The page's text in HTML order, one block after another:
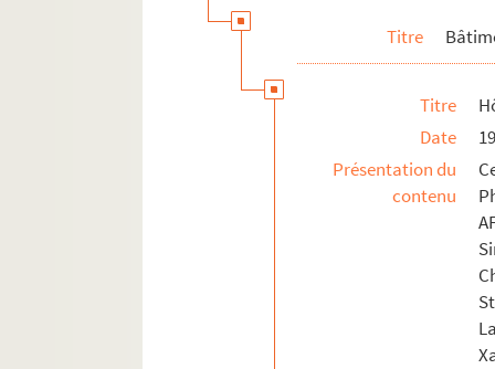
Titre
Titre
Date
Présentation du
contenu